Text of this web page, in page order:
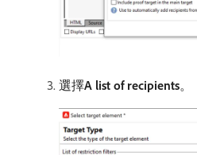
選擇​A list of recipients。